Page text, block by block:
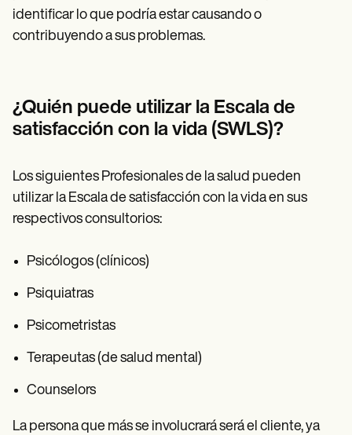
identificar lo que podría estar causando o
contribuyendo a sus problemas.
¿Quién puede utilizar la Escala de
satisfacción con la vida (SWLS)?
Los siguientes Profesionales de la salud pueden
utilizar la Escala de satisfacción con la vida en sus
respectivos consultorios:
Psicólogos (clínicos)
Psiquiatras
Psicometristas
Terapeutas (de salud mental)
Counselors
La persona que más se involucrará será el cliente, ya